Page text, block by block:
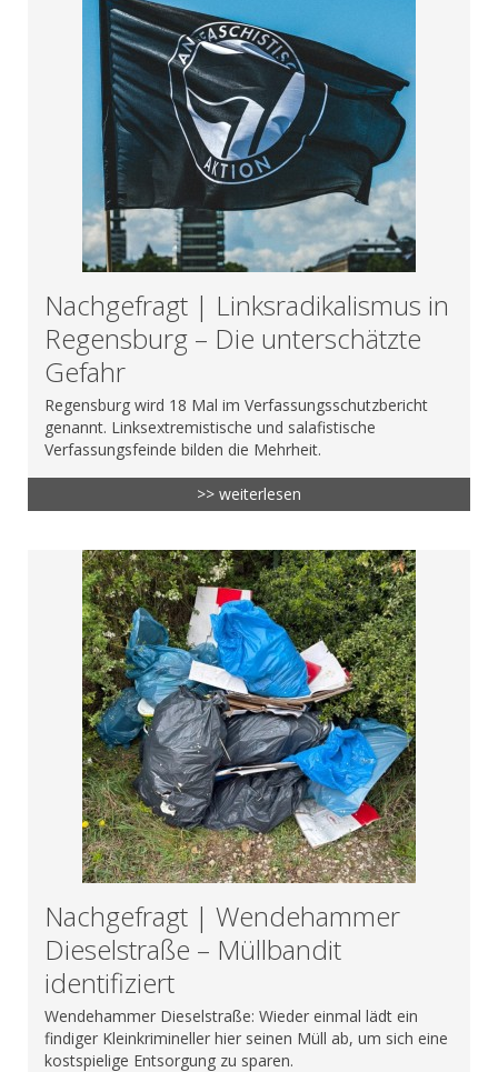
Nachgefragt | Linksradikalismus in
Regensburg – Die unterschätzte
Gefahr
Regensburg wird 18 Mal im Verfassungsschutzbericht
genannt. Linksextremistische und salafistische
Verfassungsfeinde bilden die Mehrheit.
>> weiterlesen
Nachgefragt | Wendehammer
Dieselstraße – Müllbandit
identifiziert
Wendehammer Dieselstraße: Wieder einmal lädt ein
findiger Kleinkrimineller hier seinen Müll ab, um sich eine
kostspielige Entsorgung zu sparen.